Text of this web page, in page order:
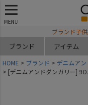
MENU
ブランド子
ブランド アイテム
HOME ブランド
デニムア
[デニムアンドダンガリー]